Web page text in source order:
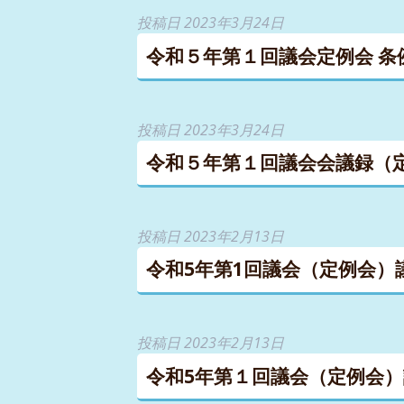
投稿日2023年3月24日
令和５年第１回議会定例会
投稿日2023年3月24日
令和５年第１回議会会議録（
投稿日2023年2月13日
令和5年第1回議会（定例会
投稿日2023年2月13日
令和5年第１回議会（定例